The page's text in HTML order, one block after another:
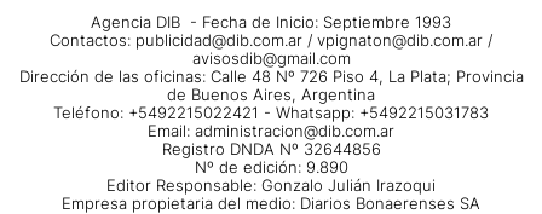
Agencia DIB - Fecha de Inicio: Septiembre 1993
Contactos: publicidad@dib.com.ar / vpignaton@dib.com.ar /
avisosdib@gmail.com
Dirección de las oficinas: Calle 48 Nº 726 Piso 4, La Plata; Provincia
de Buenos Aires, Argentina
Teléfono: +5492215022421 - Whatsapp: +5492215031783
Email: administracion@dib.com.ar
Registro DNDA Nº 32644856
Nº de edición: 9.890
Editor Responsable: Gonzalo Julián Irazoqui
Empresa propietaria del medio: Diarios Bonaerenses SA